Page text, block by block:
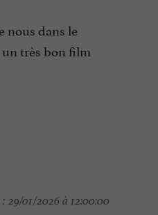
nous dans le
très bon film
29/01/2026 à 12:00:00